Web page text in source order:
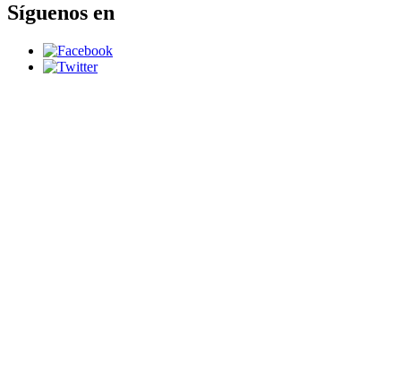
Síguenos en